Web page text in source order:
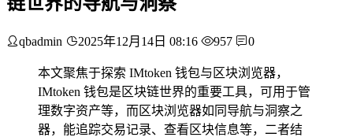
qbadmin 2025年12月14日 08:16 957 0
本文聚焦于探索 IMtoken 钱包与区块浏览器，
IMtoken 钱包是区块链世界的重要工具，可用于管
理数字资产等，而区块浏览器如同导航与洞察之
器，能追踪交易记录、查看区块信息等，二者结